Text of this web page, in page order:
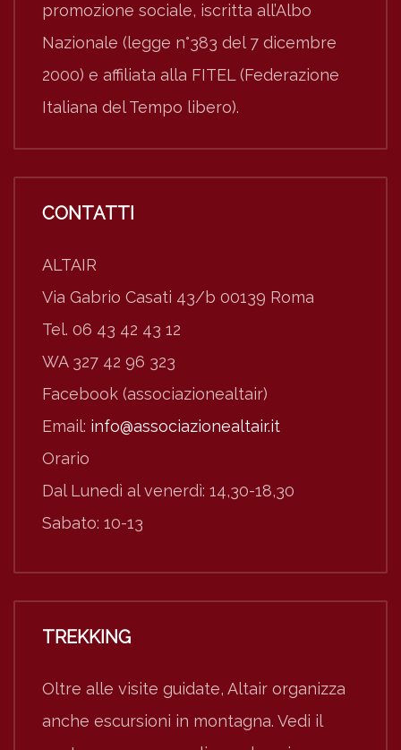
promozione sociale, iscritta all’Albo
Nazionale (legge n°383 del 7 dicembre
2000) e affiliata alla FITEL (Federazione
Italiana del Tempo libero).
CONTATTI
ALTAIR
Via Gabrio Casati 43/b 00139 Roma
Tel. 06 43 42 43 12
WA 327 42 96 323
Facebook (associazionealtair)
Email: info@associazionealtair.it
Orario
Dal Lunedì al venerdì: 14,30-18,30
Sabato: 10-13
TREKKING
Oltre alle visite guidate, Altair organizza
anche escursioni in montagna. Vedi il